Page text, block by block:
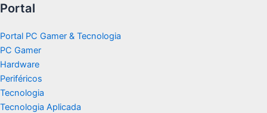
Portal
Portal PC Gamer & Tecnologia
PC Gamer
Hardware
Periféricos
Tecnologia
Tecnologia Aplicada